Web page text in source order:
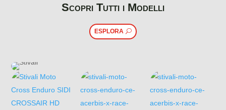
Scopri Tutti i Modelli
ESPLORA